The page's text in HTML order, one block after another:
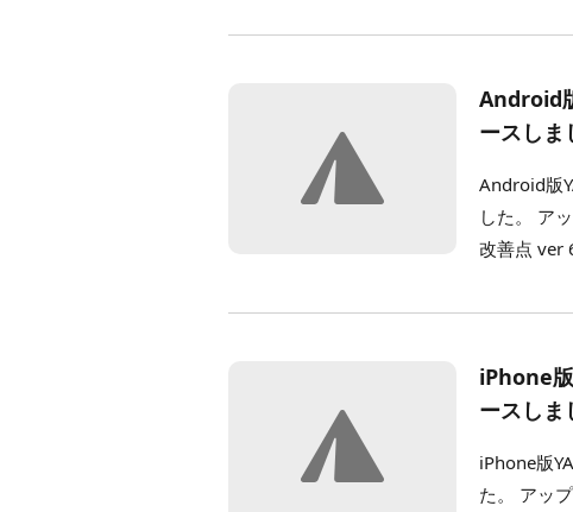
Android
ースしま
Android版
した。 ア
改善点 ver
iPhone
ースしま
iPhone版
た。 アッ